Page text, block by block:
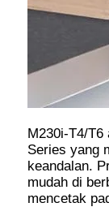
M230i-T4/T6
Series yang
keandalan.
mudah di
mencetak